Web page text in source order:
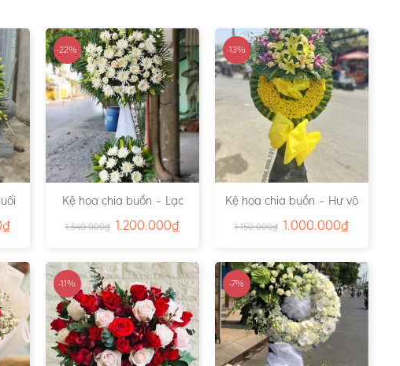
₫
-22%
Kệ hoa chia buồn – Lạc
1.540.000₫ 1.200.000₫
-13%
Kệ hoa chia buồn – Hư vô
1.150.000₫ 1.000.000₫
-11% -7%